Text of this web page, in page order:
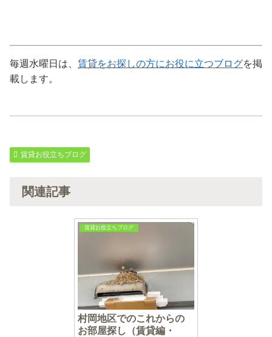
毎週水曜日は、 賃貸をお探しの方にお役に立つブログを掲
載します。
賃貸お役立ちブログ
関連記事
賃貸お役立ちブログ
村岡地区でのこれからの
お部屋探し（賃貸編・